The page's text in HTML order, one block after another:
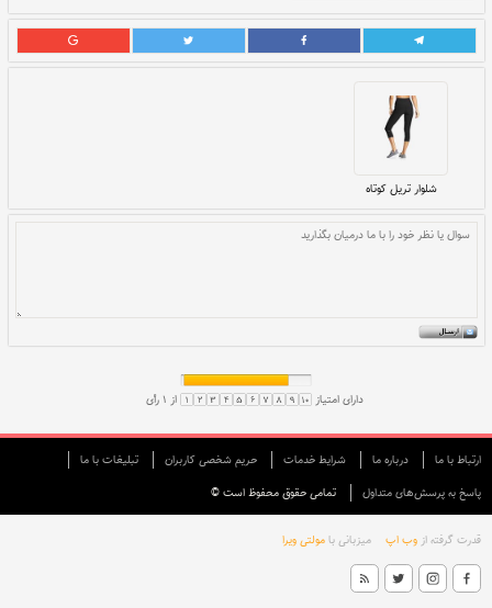
شده است، که به طور خاص برای پیاده روی و دویدن ایجاد
ارتباط با ما درباره ما شرایط خدمات حريم شخصی كاربران
تبليغات با ما
پاسخ به پرسش‌های متداول
تمامی حقوق محفوظ است ©
قدرت گرفته از وب اپ میزبانی بامولتی ویرا